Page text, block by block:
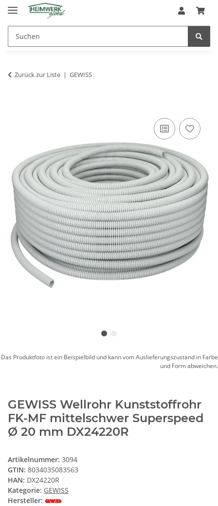
Zurück zur Liste GEWISS
Das Produktfoto ist ein Beispielbild und kann vom Auslieferungszustand in Farbe
und Form abweichen.
GEWISS Wellrohr Kunststoffrohr
FK-MF mittelschwer Superspeed
Ø 20 mm DX24220R
Artikelnummer: 3094
GTIN: 8034035083563
HAN: DX24220R
Kategorie: GEWISS
Hersteller: